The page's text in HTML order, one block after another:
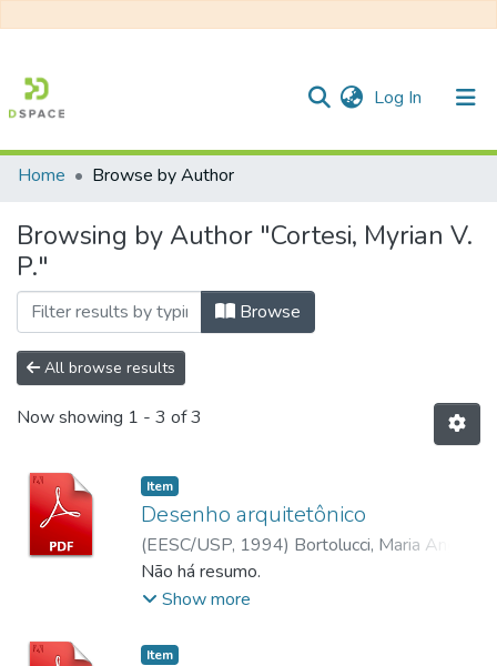
Log In (current)
Communities & Collections
All of DSpace
Home Browse by Author
Browsing by Author "Cortesi, Myrian V.
P."
Browse
All browse results
Now showing 1 - 3 of 3
Item
Desenho arquitetônico
(EESC/USP, 1994) Bortolucci, Maria Angela
P. C. S.;Cortesi, Myrian V. P.
Não há resumo.
Show more
Item